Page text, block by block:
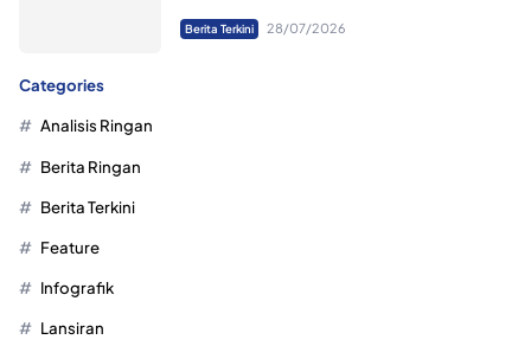
Berita Terkini 28/07/2026
Categories
Analisis Ringan
Berita Ringan
Berita Terkini
Feature
Infografik
Lansiran